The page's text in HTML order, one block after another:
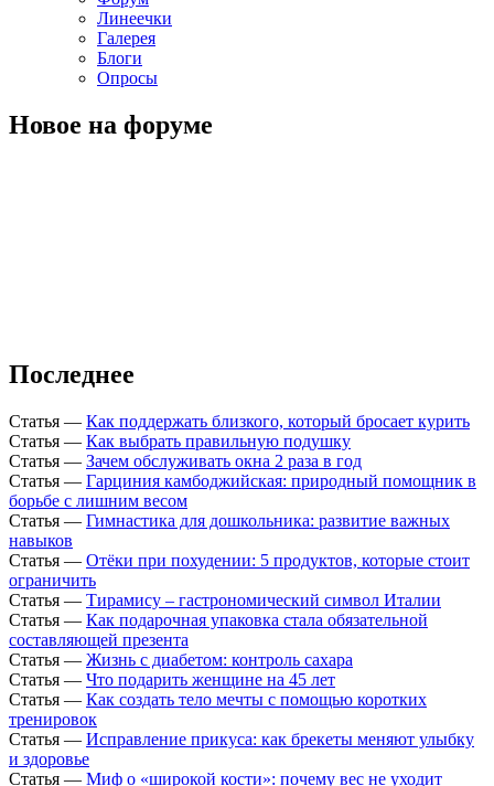
Линеечки
Галерея
Блоги
Опросы
Новое на форуме
Последнее
Статья — Как поддержать близкого, который бросает курить
Статья — Как выбрать правильную подушку
Статья — Зачем обслуживать окна 2 раза в год
Статья — Гарциния камбоджийская: природный помощник в
борьбе с лишним весом
Статья — Гимнастика для дошкольника: развитие важных
навыков
Статья — Отёки при похудении: 5 продуктов, которые стоит
ограничить
Статья — Тирамису – гастрономический символ Италии
Статья — Как подарочная упаковка стала обязательной
составляющей презента
Статья — Жизнь с диабетом: контроль сахара
Статья — Что подарить женщине на 45 лет
Статья — Как создать тело мечты с помощью коротких
тренировок
Статья — Исправление прикуса: как брекеты меняют улыбку
и здоровье
Статья — Миф о «широкой кости»: почему вес не уходит